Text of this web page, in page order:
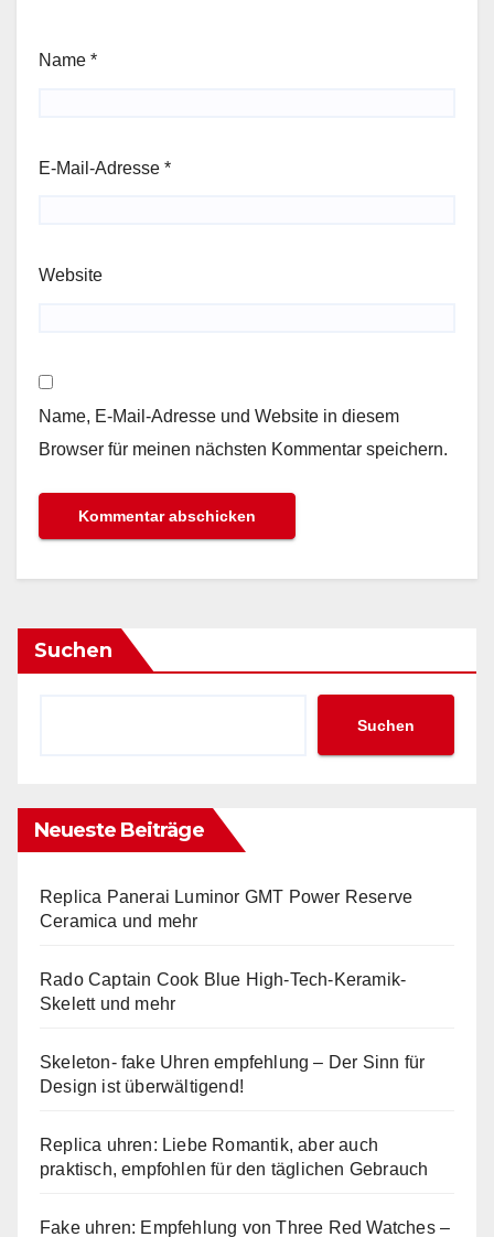
Name *
E-Mail-Adresse *
Website
Name, E-Mail-Adresse und Website in diesem
Browser für meinen nächsten Kommentar speichern.
Suchen
Suchen
Neueste Beiträge
Replica Panerai Luminor GMT Power Reserve
Ceramica und mehr
Rado Captain Cook Blue High-Tech-Keramik-
Skelett und mehr
Skeleton- fake Uhren empfehlung – Der Sinn für
Design ist überwältigend!
Replica uhren: Liebe Romantik, aber auch
praktisch, empfohlen für den täglichen Gebrauch
Fake uhren: Empfehlung von Three Red Watches –